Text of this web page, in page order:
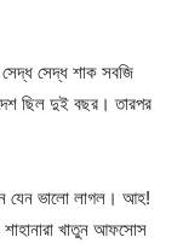
সেদ্ধ সেদ্ধ শাক সবজি
ছিল দুই বছর। তারপর
যেন ভালো লাগল। আহ!
শাহানারা খাতুন আফসোস